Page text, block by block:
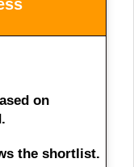
on
the shortlist.